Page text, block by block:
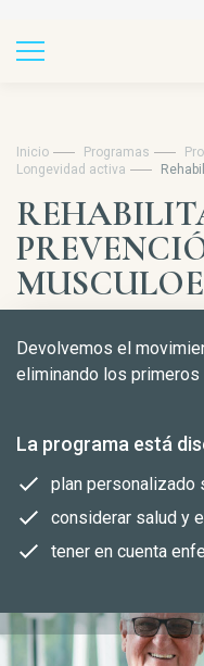
Inicio Programas
Longevidad activa
Devolvemos el
eliminando los primeros
La programa está
plan personalizado
considerar salud y
tener en cuenta